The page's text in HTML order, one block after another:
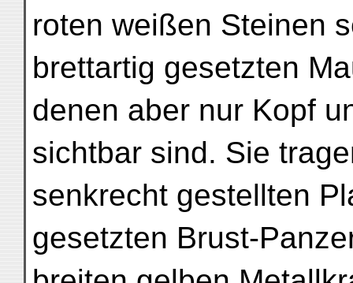
roten weißen Steinen
brettartig gesetzten
denen aber nur Kopf
sichtbar sind. Sie
senkrecht gestellten
gesetzten Brust-